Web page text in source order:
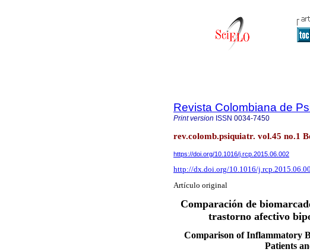
Revista Colombiana de
Print version ISSN 0034-7450
rev.colomb.psiquiatr. vol.45 no.1
https://doi.org/10.1016/j.rcp.2015.06.002
http://dx.doi.org/10.1016/
Artículo original
Comparación de
trastorno afectivo
Comparison of Inflammatory
Patients